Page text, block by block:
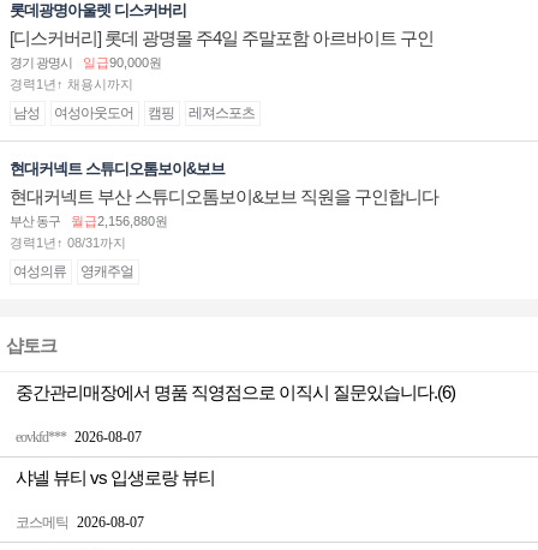
롯데광명아울렛 디스커버리
[디스커버리] 롯데 광명몰 주4일 주말포함 아르바이트 구인
경기 광명시 일급90,000원
경력1년↑ 채용시까지
남성 여성아웃도어 캠핑 레져스포츠
현대커넥트 스튜디오톰보이&보브
현대커넥트 부산 스튜디오톰보이&보브 직원을 구인합니다
부산 동구 월급2,156,880원
경력1년↑ 08/31까지
여성의류 영캐주얼
샵토크
eovkfd*** 2026-08-07
중간관리매장에서 명품 직영점으로 이직시 질문있습니다.(6)
코스메틱 2026-08-07
샤넬 뷰티 vs 입생로랑 뷰티